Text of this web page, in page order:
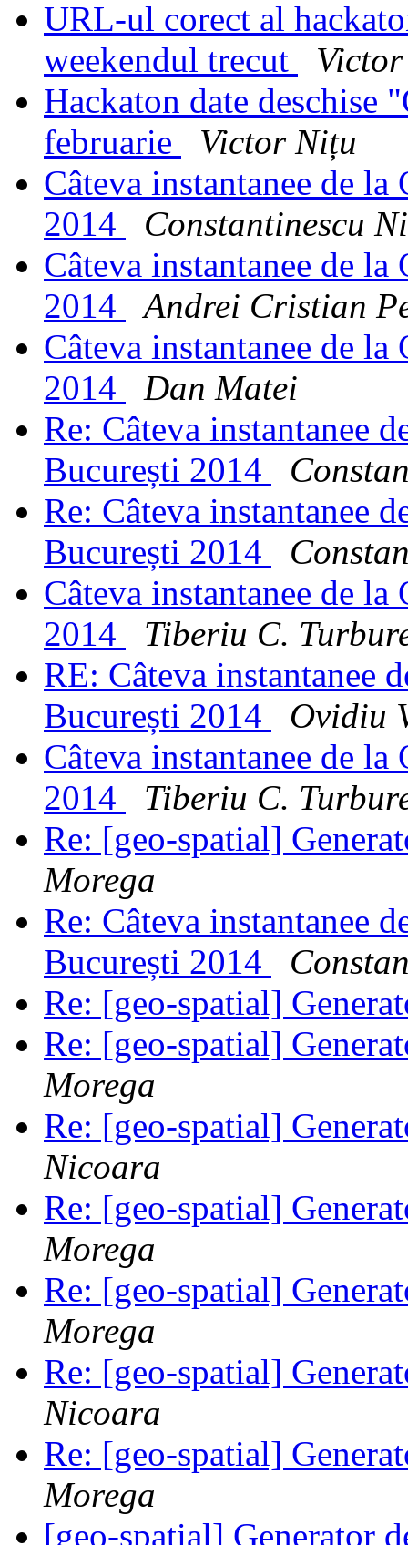
URL-ul corect al
weekendul trecut
Hackaton date deschise
februarie
Victor Nițu
Câteva instantanee de
2014
Constantinescu
Câteva instantanee de
2014
Andrei Cristian
Câteva instantanee de
2014
Dan Matei
Re: Câteva instantanee
București 2014
Re: Câteva instantanee
București 2014
Câteva instantanee de
2014
Tiberiu C.
RE: Câteva instantanee
București 2014
Ovidiu
Câteva instantanee de
2014
Tiberiu C.
Re: [geo-spatial]
Morega
Re: Câteva instantanee
București 2014
Re: [geo-spatial]
Re: [geo-spatial]
Morega
Re: [geo-spatial]
Nicoara
Re: [geo-spatial]
Morega
Re: [geo-spatial]
Morega
Re: [geo-spatial]
Nicoara
Re: [geo-spatial]
Morega
[geo-spatial] Generator